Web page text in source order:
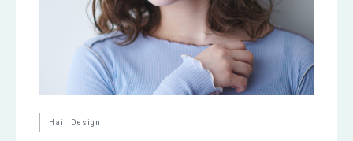
Hair Design